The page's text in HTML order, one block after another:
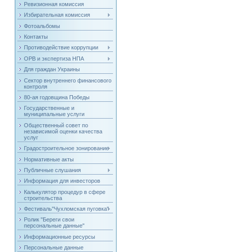
Ревизионная комиссия
Избирательная комиссия
Фотоальбомы
Контакты
Противодействие коррупции
ОРВ и экспертиза НПА
Для граждан Украины
Сектор внутреннего финансового
контроля
80-ая годовщина Победы
Государственные и
муниципальные услуги
Общественный совет по
независимой оценки качества
услуг
Градостроительное зонирование
Нормативные акты
Публичные слушания
Информация для инвесторов
Калькулятор процедур в сфере
строительства
Фестиваль"Чухломская пуговка"
Ролик "Береги свои
персональные данные"
Информационные ресурсы
Персональные данные